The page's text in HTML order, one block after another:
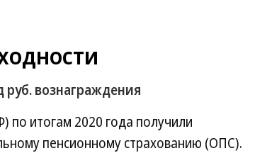
вознаграждения
итогам 2020 года получили
пенсионному страхованию (ОПС).